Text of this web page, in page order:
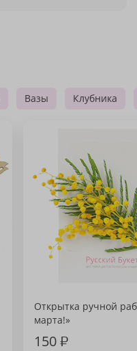
Вазы Клубника
Открытка ручной
марта!»
150₽